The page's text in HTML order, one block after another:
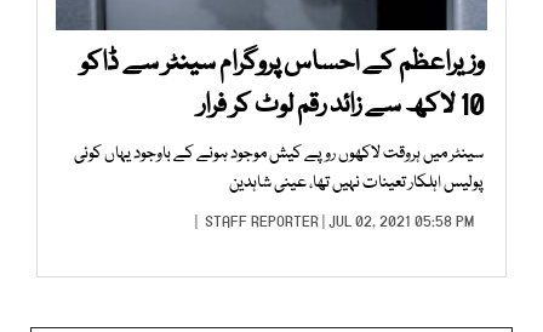
وزیراعظم کے احساس پروگرام سینٹر سے ڈاکو
10 لاکھ سے زائد رقم لوٹ کر فرار
سینٹر میں ہروقت لاکھوں روپے کیش موجود ہونے کے باوجود یہاں کوئی
پولیس اہلکار تعینات نہیں تھا، عینی شاہدین
STAFF REPORTER| JUL 02, 2021 05:58 PM |